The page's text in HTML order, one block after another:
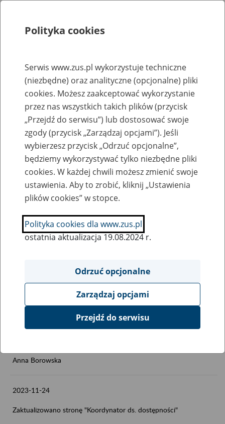
Strona główna
Rejestr zmian
2023-12-4
Zaktualizowano stronę "Wymagania dla oprogramowania
interfejsowego - dokumenty ubezpieczeniowe"
Anna Borowska
2023-11-30
2023-11-27
Zaktualizowano stronę "Wymagania dla oprogramowania
Anna Borowska
2023-11-24
Zaktualizowano stronę "Koordynator ds. dostępności"
Polityka cookies
Serwis www.zus.pl wykorzystuje techniczne
(niezbędne) oraz analityczne (opcjonalne) pliki
cookies. Możesz zaakceptować wykorzystanie
przez nas wszystkich takich plików (przycisk
„Przejdź do serwisu”) lub dostosować swoje
zgody (przycisk „Zarządzaj opcjami”). Jeśli
wybierzesz przycisk „Odrzuć opcjonalne”,
będziemy wykorzystywać tylko niezbędne pliki
cookies. W każdej chwili możesz zmienić swoje
ustawienia. Aby to zrobić, kliknij „Ustawienia
plików cookies” w stopce.
Polityka cookies dla www.zus.pl
ostatnia aktualizacja 19.08.2024 r.
Odrzuć opcjonalne
Zarządzaj opcjami
Przejdź do serwisu